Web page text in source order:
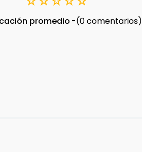
promedio
(0 comentarios)